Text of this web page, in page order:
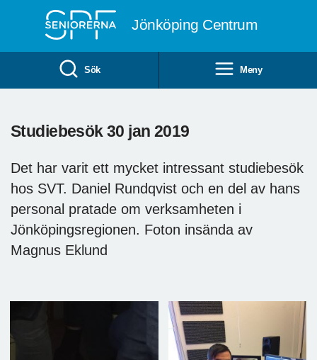
Jönköping Centrum
Sök Meny
Studiebesök 30 jan 2019
Det har varit ett mycket intressant studiebesök
hos SVT. Daniel Rundqvist och en del av hans
personal pratade om verksamheten i
Jönköpingsregionen. Foton insända av
Magnus Eklund